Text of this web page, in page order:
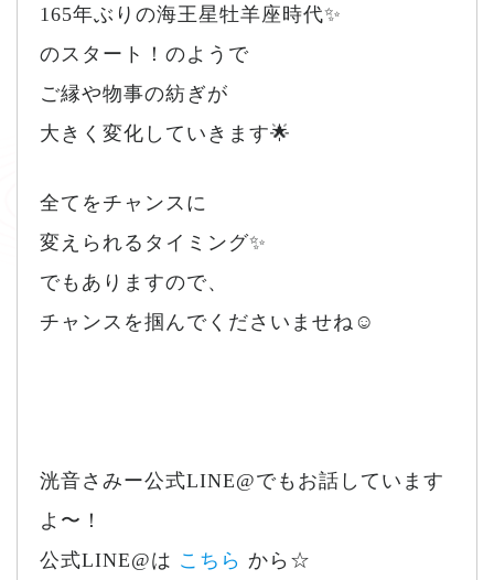
165年ぶりの海王星牡羊座時代✨
のスタート！のようで
ご縁や物事の紡ぎが
大きく変化していきます🌟
全てをチャンスに
変えられるタイミング✨
でもありますので、
チャンスを掴んでくださいませね☺️
洸音さみー公式LINE@でもお話しています
よ〜！
公式LINE@は こちら から☆